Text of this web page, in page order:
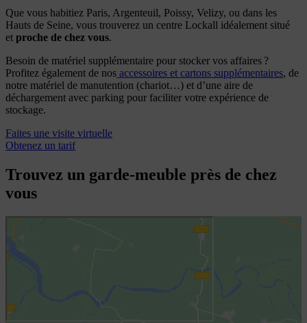
Que vous habitiez Paris, Argenteuil, Poissy, Velizy, ou dans les
Hauts de Seine, vous trouverez un centre Lockall idéalement situé
et proche de chez vous.
Besoin de matériel supplémentaire pour stocker vos affaires ?
Profitez également de nos accessoires et cartons supplémentaires, de
notre matériel de manutention (chariot…) et d’une aire de
déchargement avec parking pour faciliter votre expérience de
stockage.
Faites une visite virtuelle
Obtenez un tarif
Trouvez un garde-meuble près de chez
vous